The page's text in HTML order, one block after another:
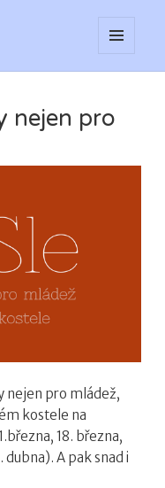
A
nejen pro
nejen pro mládež,
kostele na
18. března,
dubna). A pak snad i
nejen pro